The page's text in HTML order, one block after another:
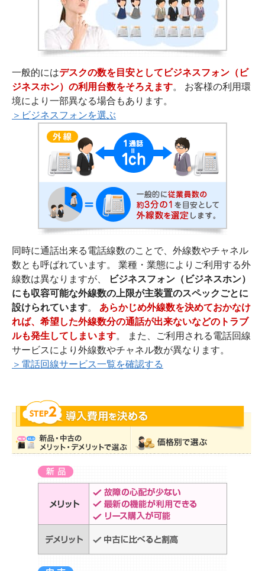
一般的にはデスクの数を目安としてビジネスフォン（ビ
ジネスホン）の利用台数をそろえます。 お客様の利用環
境により一部異なる場合もあります。
＞ビジネスフォンを選ぶ
同時に通話出来る電話線数のことで、外線数やチャネル
数とも呼ばれています。 業種・業態によりご利用する外
線数は異なりますが、
ビジネスフォン（ビジネスホン）
にも収容可能な外線数の上限が主装置のスペックごとに
設けられています。 あらかじめ外線数を決めておかなけ
れば、希望した外線数分の通話が出来ないなどのトラブ
ルも発生してしまいます。 また、ご利用される電話回線
サービスにより外線数やチャネル数が異なります。
＞電話回線サービス一覧を確認する